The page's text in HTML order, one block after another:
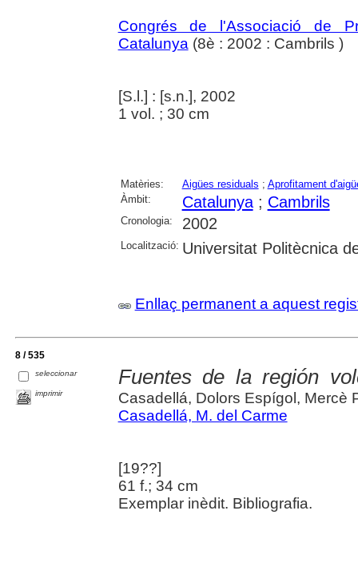
Congrés de l'Associació de
Catalunya (8è : 2002 : Cambrils )
[S.l.] : [s.n.], 2002
1 vol. ; 30 cm
Matèries: Aigües residuals ; Aprofitament
Àmbit:
Catalunya; Cambrils
Cronologia: 2002
Localització: Universitat Politècnica
Enllaç permanent a aquest
8 / 535
seleccionar
imprimir
Fuentes de la región
Casadellá, Dolors Espígol, Mercè
Casadellá, M. del Carme
[19??]
61 f.; 34 cm
Exemplar inèdit. Bibliografia.